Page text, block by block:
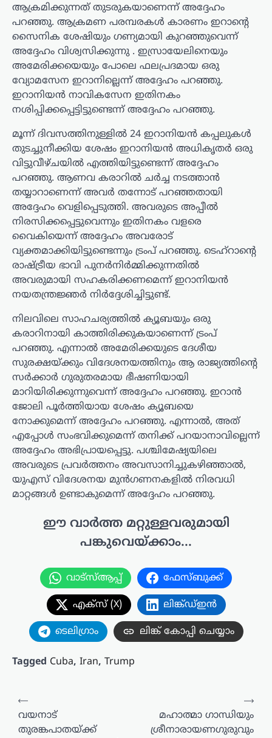
ആക്രമിക്കുന്നത് തുടരുകയാണെന്ന് അദ്ദേഹം
പറഞ്ഞു. ആക്രമണ പരമ്പരകൾ കാരണം ഇറാന്റെ
സൈനിക ശേഷിയും ഗണ്യമായി കുറഞ്ഞുവെന്ന്
അദ്ദേഹം വിശ്വസിക്കുന്നു . ഇസ്രായേലിനെയും
അമേരിക്കയെയും പോലെ ഫലപ്രദമായ ഒരു
വ്യോമസേന ഇറാനില്ലെന്ന് അദ്ദേഹം പറഞ്ഞു.
ഇറാനിയൻ നാവികസേന ഇതിനകം
നശിപ്പിക്കപ്പെട്ടിട്ടുണ്ടെന്ന് അദ്ദേഹം പറഞ്ഞു.
മൂന്ന് ദിവസത്തിനുള്ളിൽ 24 ഇറാനിയൻ കപ്പലുകൾ
തുടച്ചുനീക്കിയ ശേഷം ഇറാനിയൻ അധികൃതർ ഒരു
വിട്ടുവീഴ്ചയിൽ എത്തിയിട്ടുണ്ടെന്ന് അദ്ദേഹം
പറഞ്ഞു. ആണവ കരാറിൽ ചർച്ച നടത്താൻ
തയ്യാറാണെന്ന് അവർ തന്നോട് പറഞ്ഞതായി
അദ്ദേഹം വെളിപ്പെടുത്തി. അവരുടെ അപ്പീൽ
നിരസിക്കപ്പെട്ടുവെന്നും ഇതിനകം വളരെ
വൈകിയെന്ന് അദ്ദേഹം അവരോട്
വ്യക്തമാക്കിയിട്ടുണ്ടെന്നും ട്രംപ് പറഞ്ഞു. ടെഹ്‌റാന്റെ
രാഷ്ട്രീയ ഭാവി പുനർനിർമ്മിക്കുന്നതിൽ
അവരുമായി സഹകരിക്കണമെന്ന് ഇറാനിയൻ
നയതന്ത്രജ്ഞർ നിർദ്ദേശിച്ചിട്ടുണ്ട്.
നിലവിലെ സാഹചര്യത്തിൽ ക്യൂബയും ഒരു
കരാറിനായി കാത്തിരിക്കുകയാണെന്ന് ട്രംപ്
പറഞ്ഞു. എന്നാൽ അമേരിക്കയുടെ ദേശീയ
സുരക്ഷയ്ക്കും വിദേശനയത്തിനും ആ രാജ്യത്തിന്റെ
സർക്കാർ ഗുരുതരമായ ഭീഷണിയായി
മാറിയിരിക്കുന്നുവെന്ന് അദ്ദേഹം പറഞ്ഞു. ഇറാൻ
ജോലി പൂർത്തിയായ ശേഷം ക്യൂബയെ
നോക്കുമെന്ന് അദ്ദേഹം പറഞ്ഞു. എന്നാൽ, അത്
എപ്പോൾ സംഭവിക്കുമെന്ന് തനിക്ക് പറയാനാവില്ലെന്ന്
അദ്ദേഹം അഭിപ്രായപ്പെട്ടു. പശ്ചിമേഷ്യയിലെ
അവരുടെ പ്രവർത്തനം അവസാനിച്ചുകഴിഞ്ഞാൽ,
യുഎസ് വിദേശനയ മുൻഗണനകളിൽ നിരവധി
മാറ്റങ്ങൾ ഉണ്ടാകുമെന്ന് അദ്ദേഹം പറഞ്ഞു.
ഈ വാർത്ത മറ്റുള്ളവരുമായി
പങ്കുവെയ്ക്കാം...
വാട്സ്ആപ്പ് ഫേസ്ബുക്ക്
എക്സ് (X) ലിങ്ക്ഡ്ഇൻ
ടെലിഗ്രാം ലിങ്ക് കോപ്പി ചെയ്യാം
Tagged Cuba, Iran, Trump
പോസ്റ്റുകളിലൂടെ
⟵
വയനാട്
തുരങ്കപാതയ്ക്ക്
മഹാത്മാ ഗാന്ധിയും
ശ്രീനാരായണഗുരുവും
⟶